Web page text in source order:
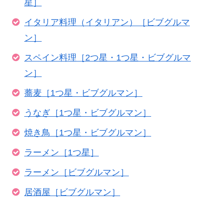
星］
イタリア料理（イタリアン）［ビブグルマ
ン］
スペイン料理［2つ星・1つ星・ビブグルマ
ン］
蕎麦［1つ星・ビブグルマン］
うなぎ［1つ星・ビブグルマン］
焼き鳥［1つ星・ビブグルマン］
ラーメン［1つ星］
ラーメン［ビブグルマン］
居酒屋［ビブグルマン］